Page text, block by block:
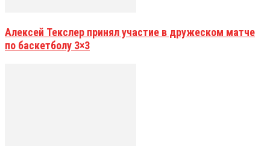
Алексей Текслер принял участие в дружеском матче
по баскетболу 3×3